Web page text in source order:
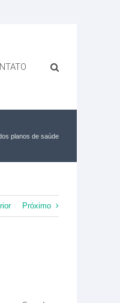
planos de saúde
Próximo